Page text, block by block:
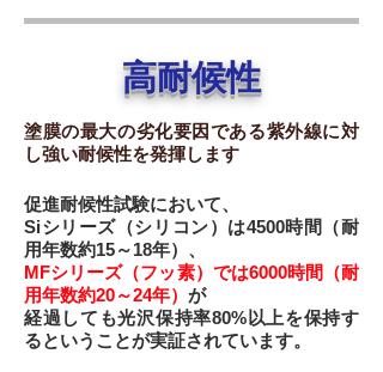
高耐候性
塗膜の最大の劣化要因である紫外線に対
し強い耐候性を発揮します
促進耐候性試験において、
Siシリーズ（シリコン）は4500時間（耐
用年数約15～18年）、
MFシリーズ（フッ素）では6000時間（耐
用年数約20～24年） が
経過しても光沢保持率80%以上を保持す
るということが実証されています。